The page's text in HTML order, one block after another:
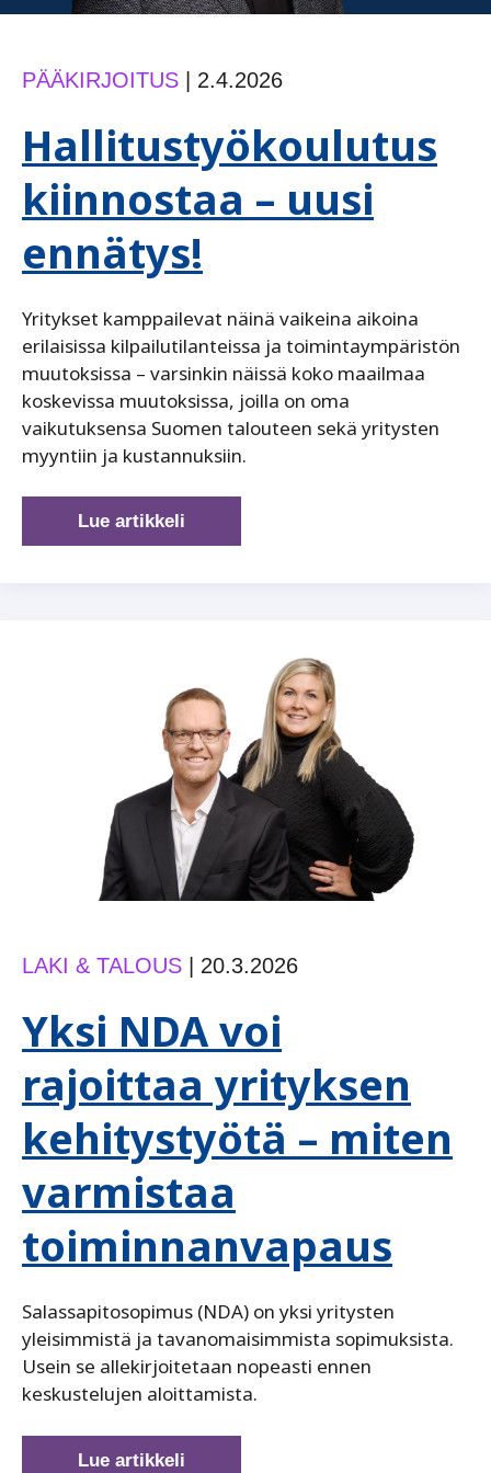
PÄÄKIRJOITUS 2.4.2026
Hallitustyökoulutus
kiinnostaa – uusi
ennätys!
Yritykset kamppailevat näinä vaikeina aikoina
erilaisissa kilpailutilanteissa ja toimintaympäristön
muutoksissa – varsinkin näissä koko maailmaa
koskevissa muutoksissa, joilla on oma
vaikutuksensa Suomen talouteen sekä yritysten
myyntiin ja kustannuksiin.
Hallitustyökoulutus
kiinnostaa
Lue artikkeli
LAKI & TALOUS 20.3.2026
Yksi NDA voi
rajoittaa yrityksen
kehitystyötä – miten
varmistaa
toiminnanvapaus
Salassapitosopimus (NDA) on yksi yritysten
yleisimmistä ja tavanomaisimmista sopimuksista.
Usein se allekirjoitetaan nopeasti ennen
keskustelujen aloittamista.
Yksi
Lue artikkeli